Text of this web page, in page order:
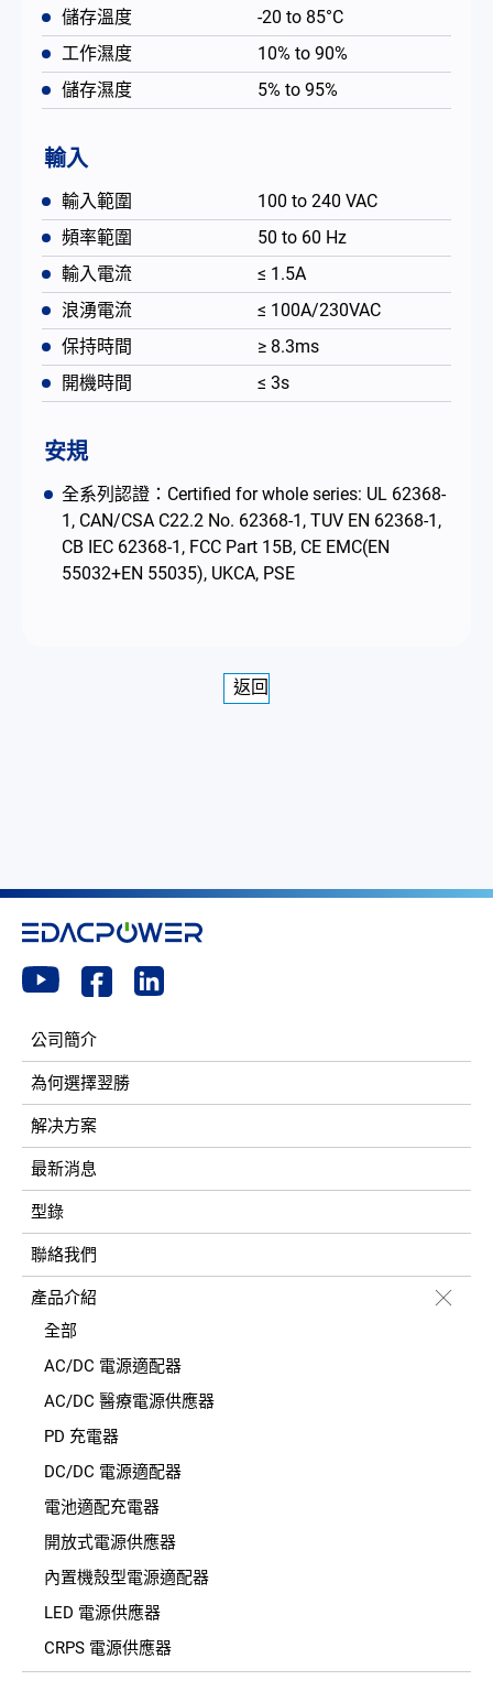
儲存溫度
-20 to 85°C
工作濕度
10% to 90%
儲存濕度
5% to 95%
輸入
輸入範圍
100 to 240 VAC
頻率範圍
50 to 60 Hz
輸入電流
≤ 1.5A
浪湧電流
≤ 100A/230VAC
保持時間
≥ 8.3ms
開機時間
≤ 3s
安規
全系列認證：Certified for whole series: UL 62368-
1, CAN/CSA C22.2 No. 62368-1, TUV EN 62368-1,
CB IEC 62368-1, FCC Part 15B, CE EMC(EN
55032+EN 55035), UKCA, PSE
返回
公司簡介
為何選擇翌勝
解决方案
最新消息
型錄
聯絡我們
產品介紹
全部
AC/DC 電源適配器
AC/DC 醫療電源供應器
PD 充電器
DC/DC 電源適配器
電池適配充電器
開放式電源供應器
內置機殼型電源適配器
LED 電源供應器
CRPS 電源供應器